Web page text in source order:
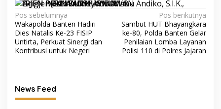
Navigasi
pos
Pos sebelumnya
Wakapolda Banten Hadiri
Dies Natalis Ke-23 FISIP
Untirta, Perkuat Sinergi dan
Kontribusi untuk Negeri
Pos berikutnya
Sambut HUT Bhayangkara
ke-80, Polda Banten Gelar
Penilaian Lomba Layanan
Polisi 110 di Polres Jajaran
News Feed